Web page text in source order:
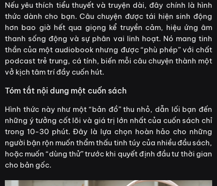
Nếu yêu thích tiểu thuyết và truyện dài, đây chính là hình
thức dành cho bạn. Câu chuyện được tái hiện sinh động
hơn bao giờ hết qua giọng kể truyền cảm, hiệu ứng âm
thanh sống động và sự phân vai linh hoạt. Nó mang tinh
thần của một audiobook nhưng được “phù phép” với chất
podcast trẻ trung, cá tính, biến mỗi câu chuyện thành một
vở kịch tâm trí đầy cuốn hút.
Tóm tắt nội dung một cuốn sách
Hình thức này như một “bản đồ” thu nhỏ, dẫn lối bạn đến
những ý tưởng cốt lõi và giá trị lớn nhất của cuốn sách chỉ
trong 10-30 phút. Đây là lựa chọn hoàn hảo cho những
người bận rộn muốn thẩm thấu tinh túy của nhiều đầu sách,
hoặc muốn “dùng thử” trước khi quyết định đầu tư thời gian
cho bản gốc.